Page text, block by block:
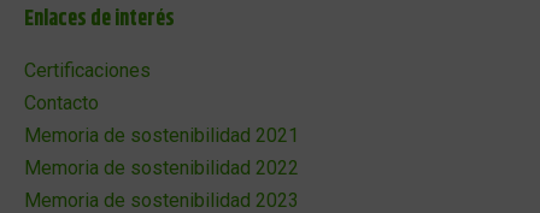
Enlaces de interés
Certificaciones
Contacto
Memoria de sostenibilidad 2021
Memoria de sostenibilidad 2022
Memoria de sostenibilidad 2023